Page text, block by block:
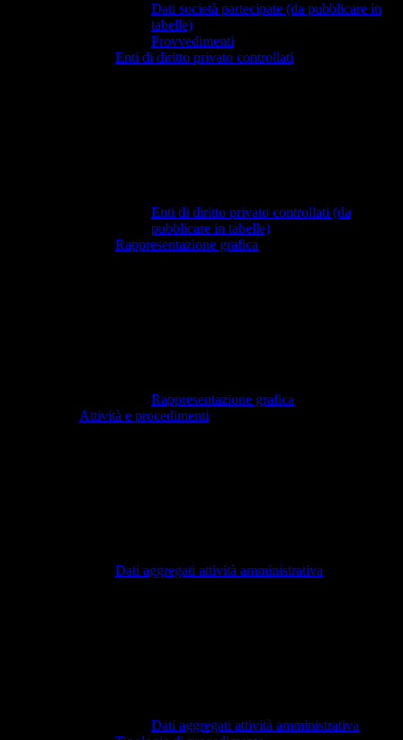
Dati società partecipate (da pubblicare in
tabelle)
Provvedimenti
Enti di diritto privato controllati
Enti di diritto privato controllati (da
pubblicare in tabelle)
Rappresentazione grafica
Rappresentazione grafica
Attività e procedimenti
Dati aggregati attività amministrativa
Dati aggregati attività amministrativa